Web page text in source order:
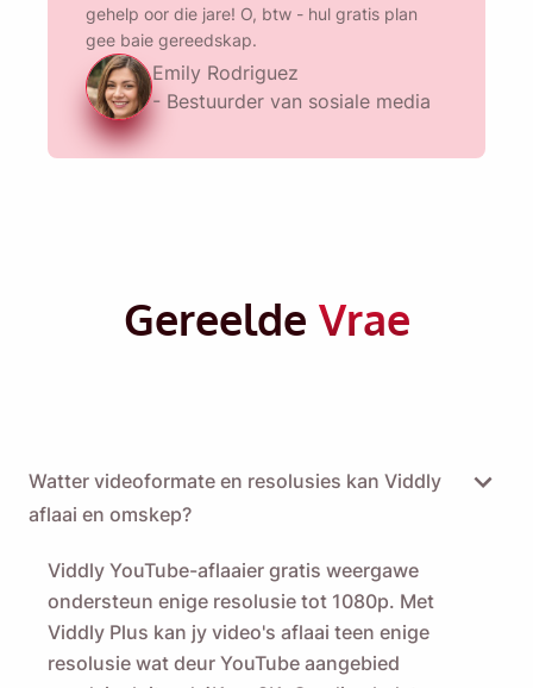
gehelp oor die jare! O, btw - hul gratis plan
gee baie gereedskap.
Emily Rodriguez
- Bestuurder van sosiale media
Gereelde Vrae
Watter videoformate en resolusies kan Viddly
aflaai en omskep?
Viddly YouTube-aflaaier gratis weergawe
ondersteun enige resolusie tot 1080p. Met
Viddly Plus kan jy video's aflaai teen enige
resolusie wat deur YouTube aangebied